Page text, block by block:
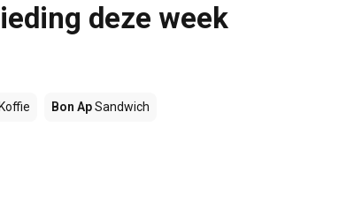
deze week
Koffie Bon ApSandwich